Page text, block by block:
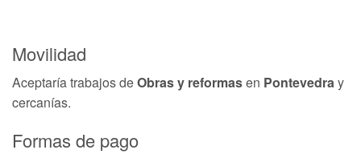
Movilidad
Aceptaría trabajos deObras y reformasen Pontevedray
cercanías.
Formas de pago